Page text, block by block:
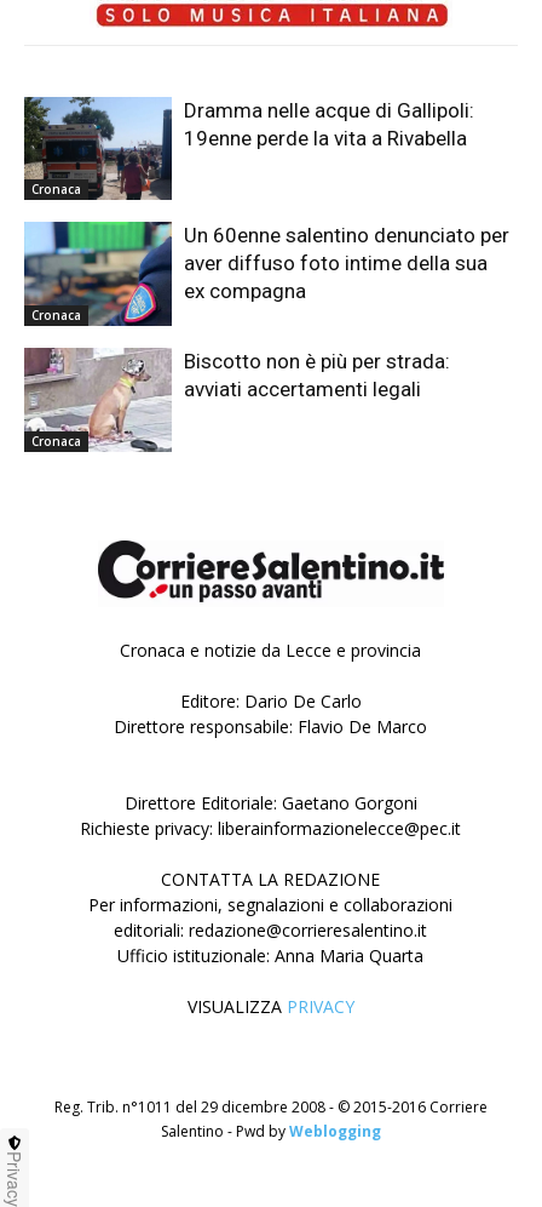
Cronaca
Dramma nelle acque di Gallipoli:
19enne perde la vita a Rivabella
Cronaca
Un 60enne salentino denunciato per
aver diffuso foto intime della sua
ex compagna
Cronaca
Biscotto non è più per strada:
avviati accertamenti legali
Cronaca e notizie da Lecce e provincia
Editore: Dario De Carlo
Direttore responsabile: Flavio De Marco
Direttore Editoriale: Gaetano Gorgoni
Richieste privacy: liberainformazionelecce@pec.it
CONTATTA LA REDAZIONE
Per informazioni, segnalazioni e collaborazioni
editoriali: redazione@corrieresalentino.it
Ufficio istituzionale: Anna Maria Quarta
VISUALIZZA PRIVACY
Reg. Trib. n°1011 del 29 dicembre 2008 - © 2015-2016 Corriere
Salentino - Pwd byWeblogging
Privacy